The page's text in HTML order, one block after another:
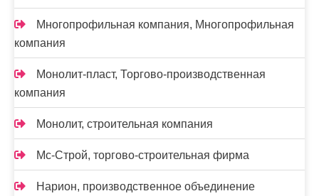
Многопрофильная компания, Многопрофильная
компания
Монолит-пласт, Торгово-производственная
компания
Монолит, строительная компания
Мс-Строй, торгово-строительная фирма
Нарион, производственное объединение